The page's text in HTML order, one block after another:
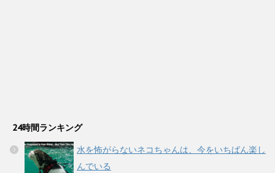
24時間ランキング
水を怖がらないネコちゃんは、今をいちばん楽し
んでいる